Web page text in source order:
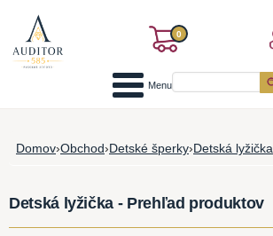
0
Menu
Domov›Obchod›Detské šperky›Detská lyžička
Detská lyžička - Prehľad produktov